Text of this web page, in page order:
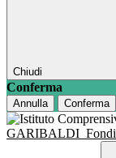
Chiudi
Conferma
Annulla Conferma
GARIBALDI Fondi